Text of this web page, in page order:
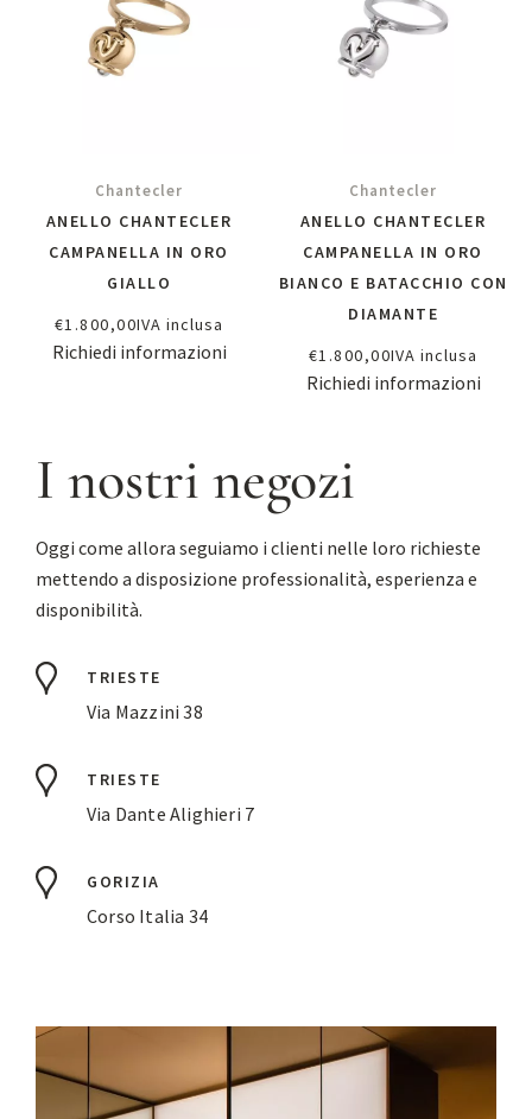
Chantecler
ANELLO CHANTECLER
CAMPANELLA IN ORO
GIALLO
€1.800,00IVA inclusa
Richiedi informazioni
Chantecler
ANELLO CHANTECLER
CAMPANELLA IN ORO
BIANCO E BATACCHIO CON
DIAMANTE
€1.800,00IVA inclusa
Richiedi informazioni
I nostri negozi
Oggi come allora seguiamo i clienti nelle loro richieste
mettendo a disposizione professionalità, esperienza e
disponibilità.
TRIESTE
Via Mazzini 38
TRIESTE
Via Dante Alighieri 7
GORIZIA
Corso Italia 34